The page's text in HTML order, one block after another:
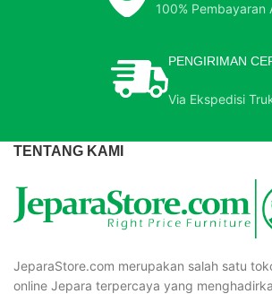
100% Pembayaran
PENGIRIMAN
Via Ekspedisi
TENTANG KAMI
JeparaStore.com merupakan salah satu
online Jepara terpercaya yang